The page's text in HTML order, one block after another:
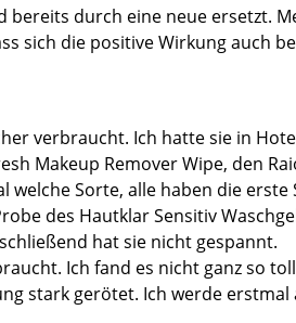
bereits durch eine neue ersetzt.
sich die positive Wirkung auch
verbraucht. Ich hatte sie in
Makeup Remover Wipe, den
welche Sorte, alle haben die
des Hautklar Sensitiv
hat sie nicht gespannt.
Ich fand es nicht ganz so
stark gerötet. Ich werde